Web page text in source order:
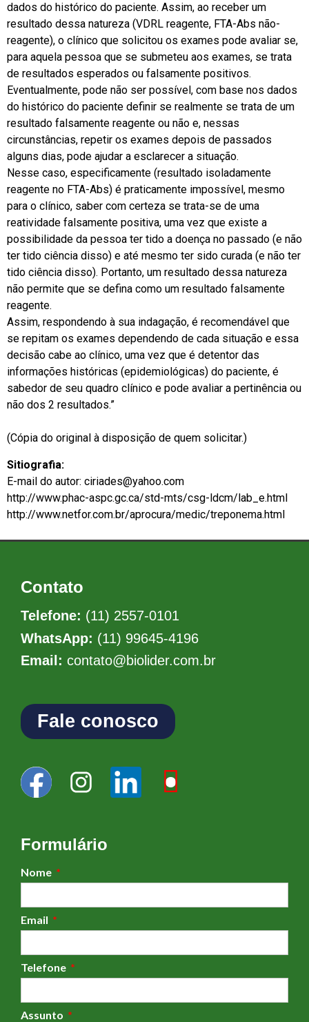
dados do histórico do paciente. Assim, ao receber um
resultado dessa natureza (VDRL reagente, FTA-Abs não-
reagente), o clínico que solicitou os exames pode avaliar se,
para aquela pessoa que se submeteu aos exames, se trata
de resultados esperados ou falsamente positivos.
Eventualmente, pode não ser possível, com base nos dados
do histórico do paciente definir se realmente se trata de um
resultado falsamente reagente ou não e, nessas
circunstâncias, repetir os exames depois de passados
alguns dias, pode ajudar a esclarecer a situação.
Nesse caso, especificamente (resultado isoladamente
reagente no FTA-Abs) é praticamente impossível, mesmo
para o clínico, saber com certeza se trata-se de uma
reatividade falsamente positiva, uma vez que existe a
possibilidade da pessoa ter tido a doença no passado (e não
ter tido ciência disso) e até mesmo ter sido curada (e não ter
tido ciência disso). Portanto, um resultado dessa natureza
não permite que se defina como um resultado falsamente
reagente.
Assim, respondendo à sua indagação, é recomendável que
se repitam os exames dependendo de cada situação e essa
decisão cabe ao clínico, uma vez que é detentor das
informações históricas (epidemiológicas) do paciente, é
sabedor de seu quadro clínico e pode avaliar a pertinência ou
não dos 2 resultados.”
(Cópia do original à disposição de quem solicitar.)
Sitiografia:
E-mail do autor: ciriades@yahoo.com
http://www.phac-aspc.gc.ca/std-mts/csg-ldcm/lab_e.html
http://www.netfor.com.br/aprocura/medic/treponema.html
Contato
Telefone: (11) 2557-0101
WhatsApp: (11) 99645-4196
Email: contato@biolider.com.br
Fale conosco
Formulário
Nome
Email
Telefone
Assunto